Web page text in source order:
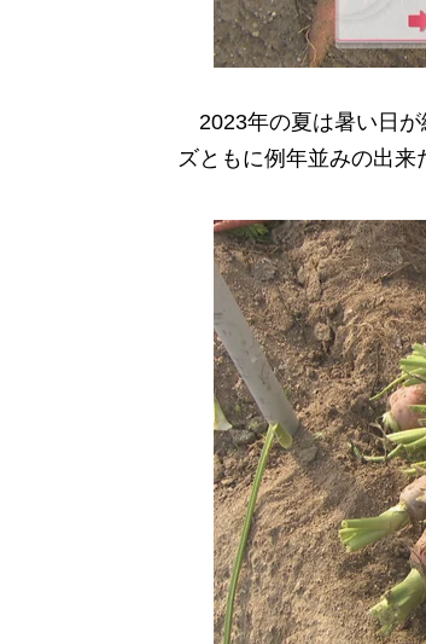
2023年の夏は暑い日が
ズともに例年並みの出来